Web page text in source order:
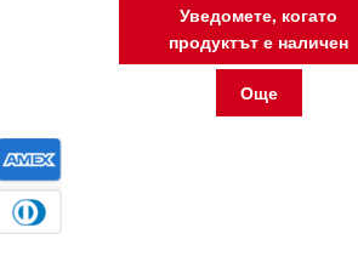
Уведомете, когато
продуктът е наличен
Още